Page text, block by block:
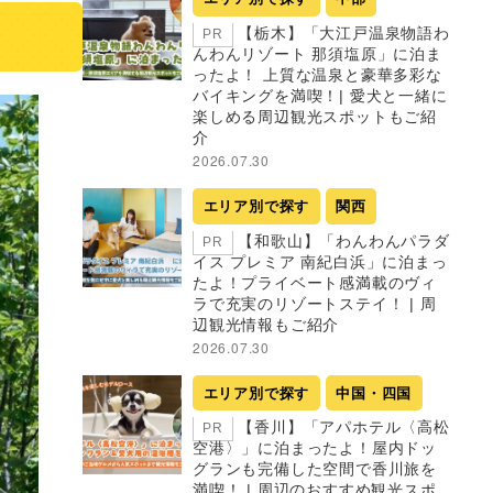
PR
【栃木】「大江戸温泉物語わ
んわんリゾート 那須塩原」に泊ま
ったよ！ 上質な温泉と豪華多彩な
バイキングを満喫！| 愛犬と一緒に
楽しめる周辺観光スポットもご紹
介
2026.07.30
エリア別で探す 関西
PR
【和歌山】「わんわんパラダ
イス プレミア 南紀白浜」に泊まっ
たよ！プライベート感満載のヴィ
ラで充実のリゾートステイ！ | 周
辺観光情報もご紹介
2026.07.30
エリア別で探す 中国・四国
PR
【香川】「アパホテル〈高松
空港〉」に泊まったよ！屋内ドッ
グランも完備した空間で香川旅を